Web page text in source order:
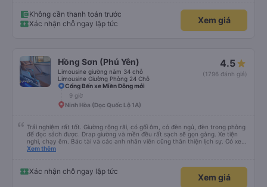
Không cần thanh toán trước
Xác nhận chỗ ngay lập tức
Xem giá
Hồng Sơn (Phú Yên)
Limousine giường nằm 34 chỗ
Limousine Giường Phòng 24 Chỗ
4.5
(1796 đánh giá)
Cổng Bến xe Miền Đông mới
9 giờ
Ninh Hòa (Dọc Quốc Lộ 1A)
Trải nghiệm rất tốt. Giường rộng rãi, có gối ôm, có đèn ngủ, đèn trong phòng
để đọc sách được. Drap giường và mền đều rất sạch sẽ gọn gàng. Xe tiện
nghi, chạy êm. Bác tài và các anh nhân viên cũng thân thiện lịch sự. Có xe
trung chuyển về nội thành thành phố tuy hoà rất tiện. Giá vé hợp lý. Nói
Xem thêm
Xác nhận chỗ ngay lập tức
Xem giá